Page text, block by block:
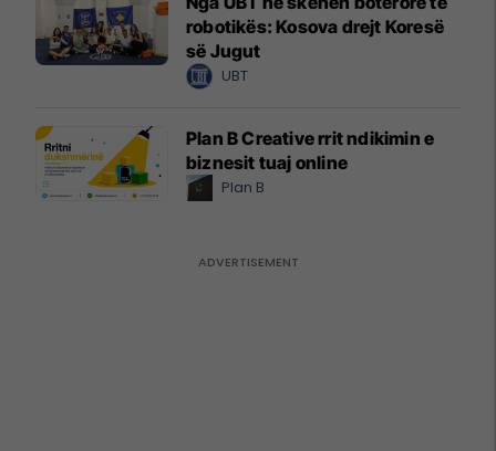
robotikës: Kosova drejt Koresë
së Jugut
UBT
Plan B Creative rrit ndikimin e
biznesit tuaj online
Plan B